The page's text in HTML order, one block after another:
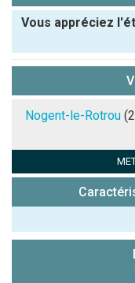
Vous appréciez
Note que vous
Antispam -
chiffres) :
Avis sur
Nogent-le-Rotrou